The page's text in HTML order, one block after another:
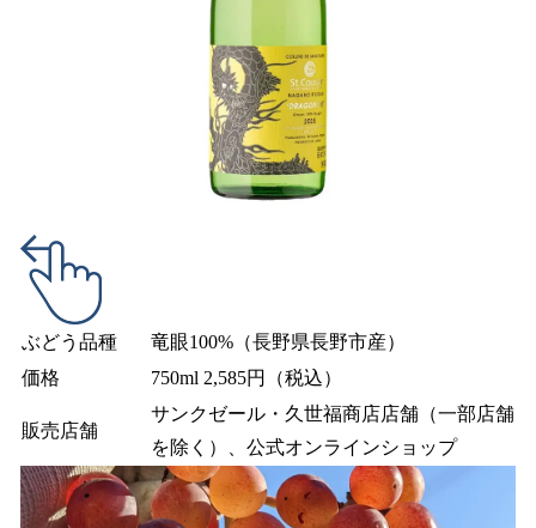
ぶどう品種
竜眼100%（長野県長野市産）
価格
750ml 2,585円（税込）
販売店舗
サンクゼール・久世福商店店舗（一部店舗
を除く）、公式オンラインショップ